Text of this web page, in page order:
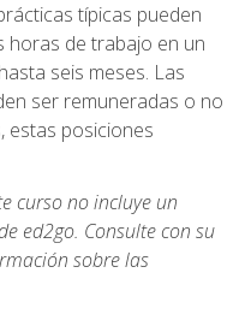
típicas pueden
horas de trabajo en un
seis meses. Las
ser remuneradas o no
estas posiciones
curso no incluye un
ed2go. Consulte con su
sobre las